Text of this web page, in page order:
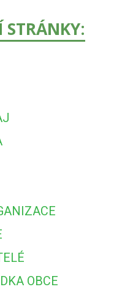
STRÁNKY:
OBCE